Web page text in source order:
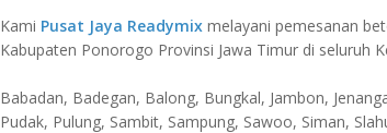
Kami Pusat Jaya Readymixmelayani pemesanan
Kabupaten Ponorogo Provinsi Jawa Timur di seluruh
Babadan, Badegan, Balong, Bungkal, Jambon,
Pudak, Pulung, Sambit, Sampung, Sawoo, Siman,